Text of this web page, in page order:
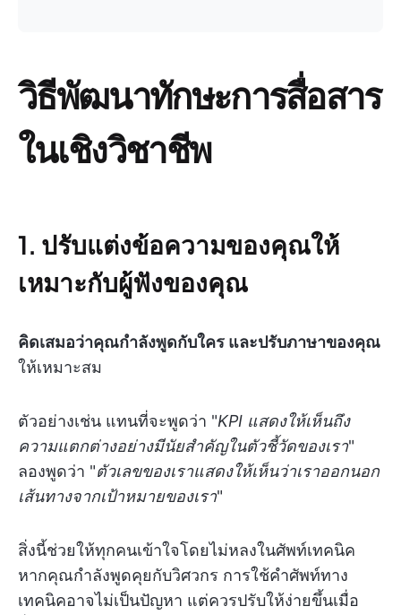
วิธีพัฒนาทักษะการสื่อสาร
ในเชิงวิชาชีพ
1. ปรับแต่งข้อความของคุณให้
เหมาะกับผู้ฟังของคุณ
คิดเสมอว่าคุณกำลังพูดกับใคร และปรับภาษาของคุณ
ให้เหมาะสม
ตัวอย่างเช่น แทนที่จะพูดว่า "KPI แสดงให้เห็นถึง
ความแตกต่างอย่างมีนัยสำคัญในตัวชี้วัดของเรา"
ลองพูดว่า "ตัวเลขของเราแสดงให้เห็นว่าเราออกนอก
เส้นทางจากเป้าหมายของเรา"
สิ่งนี้ช่วยให้ทุกคนเข้าใจโดยไม่หลงในศัพท์เทคนิค
หากคุณกำลังพูดคุยกับวิศวกร การใช้คำศัพท์ทาง
เทคนิคอาจไม่เป็นปัญหา แต่ควรปรับให้ง่ายขึ้นเมื่อ